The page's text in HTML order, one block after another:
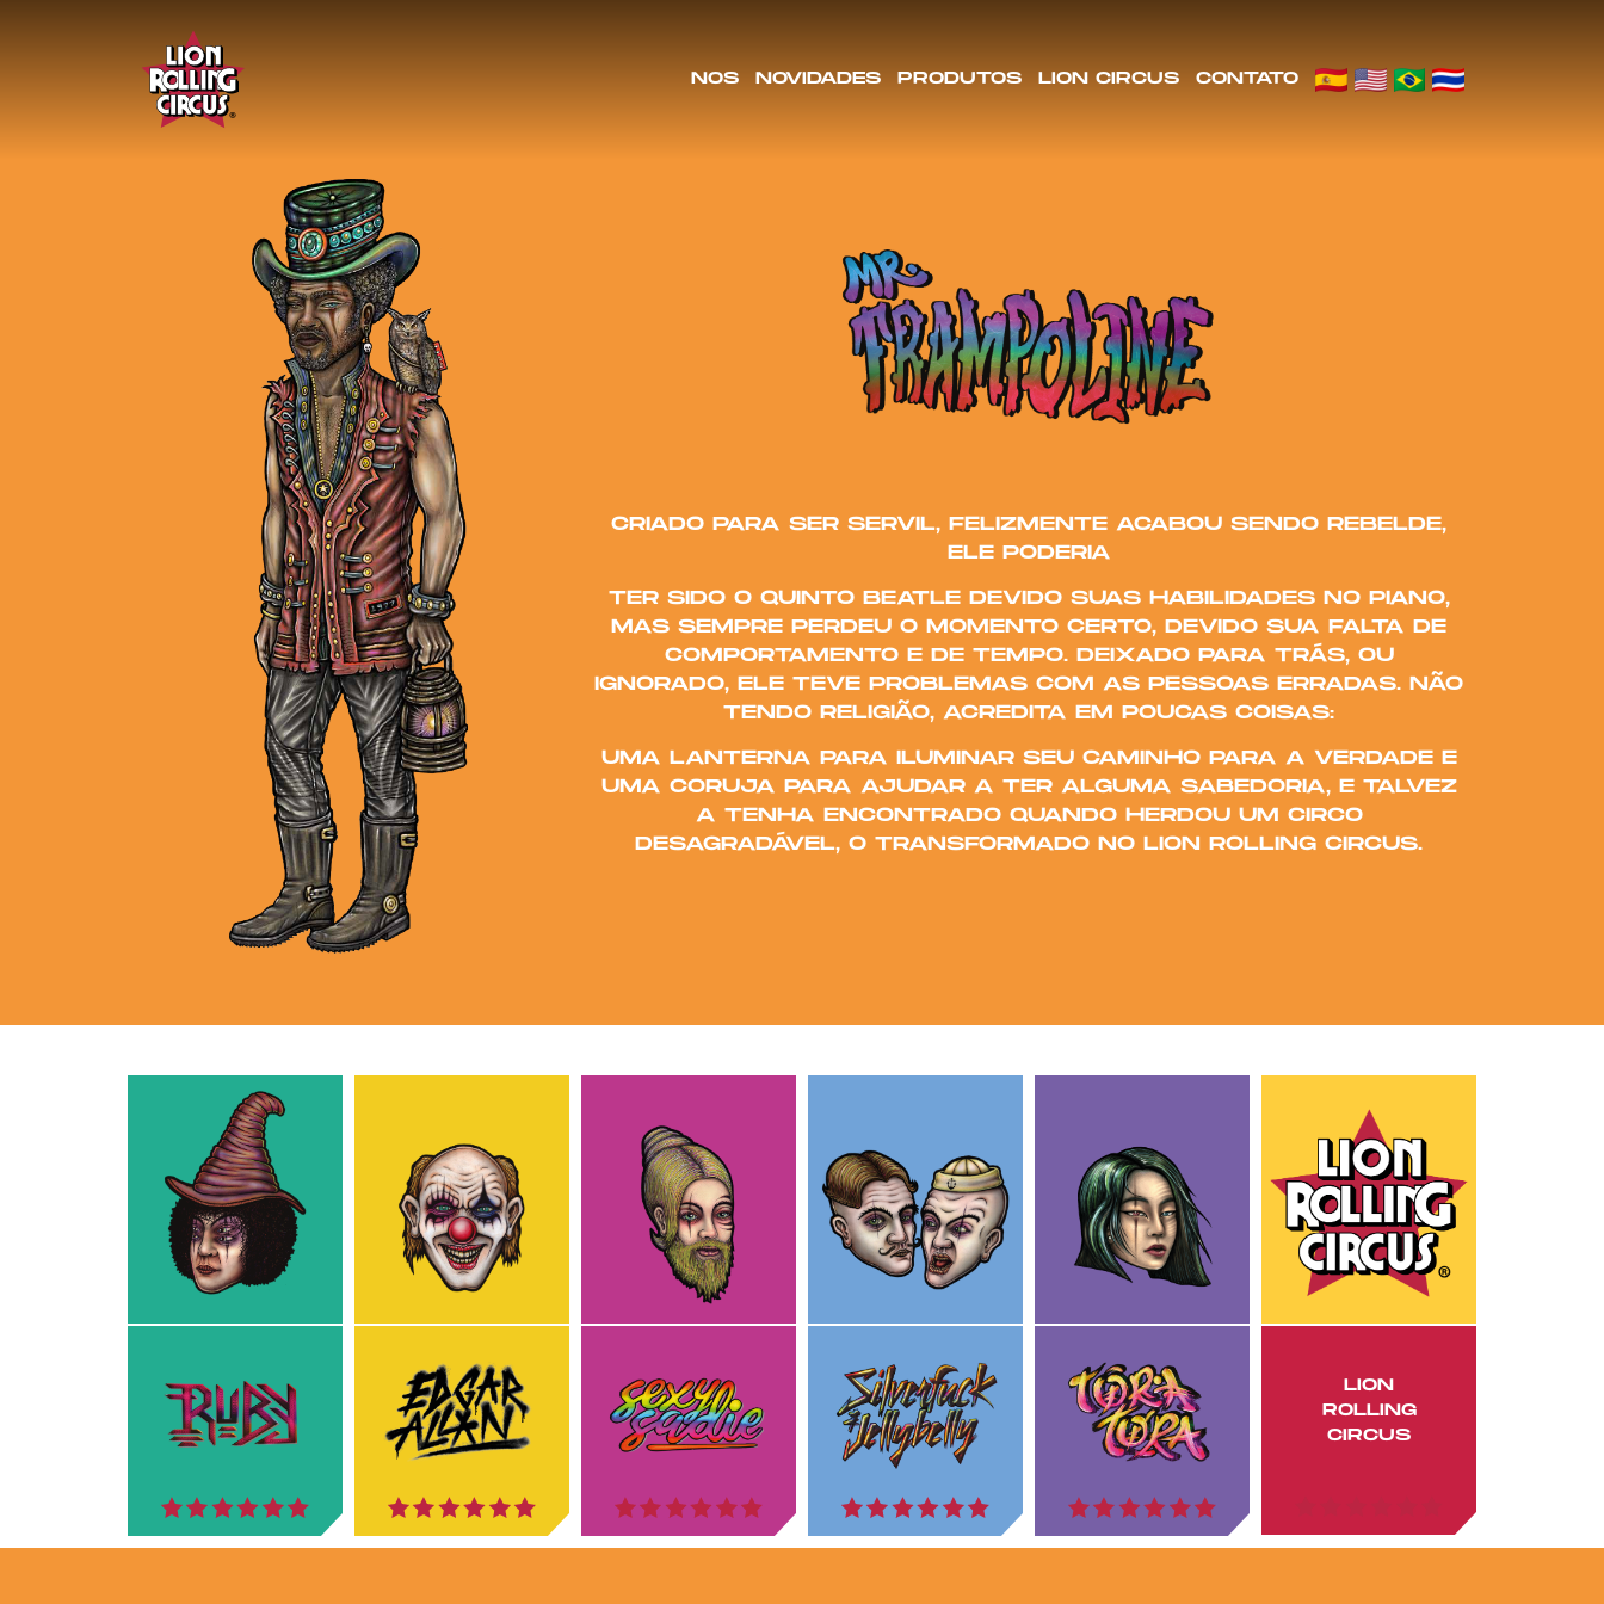
NOS NOVIDADES PRODUTOS LION CIRCUS CONTATO
CRIADO PARA SER SERVIL, FELIZMENTE ACABOU SENDO REBELDE,
ELE PODERIA
TER SIDO O QUINTO BEATLE DEVIDO SUAS HABILIDADES NO PIANO,
MAS SEMPRE PERDEU O MOMENTO CERTO, DEVIDO SUA FALTA DE
COMPORTAMENTO E DE TEMPO. DEIXADO PARA TRÁS, OU
IGNORADO, ELE TEVE PROBLEMAS COM AS PESSOAS ERRADAS. NÃO
TENDO RELIGIÃO, ACREDITA EM POUCAS COISAS:
UMA LANTERNA PARA ILUMINAR SEU CAMINHO PARA A VERDADE E
UMA CORUJA PARA AJUDAR A TER ALGUMA SABEDORIA, E TALVEZ
A TENHA ENCONTRADO QUANDO HERDOU UM CIRCO
DESAGRADÁVEL, O TRANSFORMADO NO LION ROLLING CIRCUS.
LION
ROLLING
CIRCUS